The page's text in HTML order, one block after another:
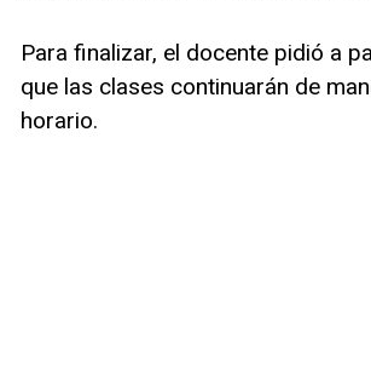
Para finalizar, el docente pidió a
que las clases continuarán de
horario.